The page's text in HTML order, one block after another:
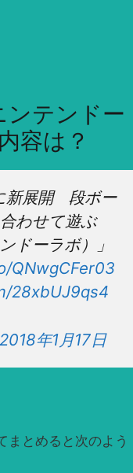
ンテンドー
容は？
新展開 段ボー
わせて遊ぶ
ドーラボ）」
QNwgCFer03
28xbUJ9qs4
2018年1月17日
まとめると次のよう